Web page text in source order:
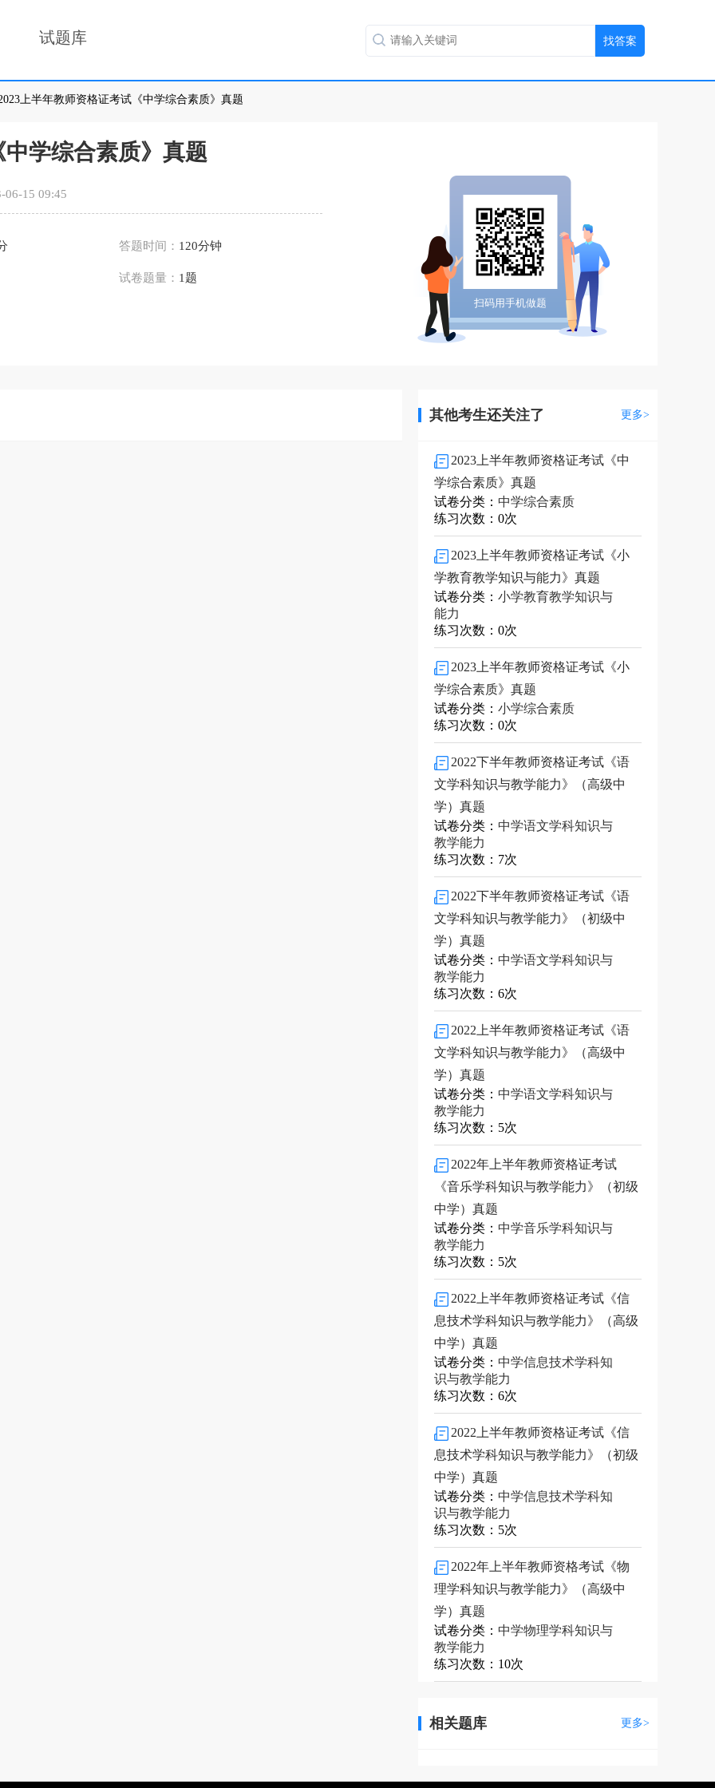
试题库
上半年教师资格证考试《中学综合素质》真题
学综合素质》真题
06-15 09:45
答题时间： 120分钟
试卷题量： 1题
扫码用手机做题
其他考生还关注了 更多>
2023上半年教师资格证考试《中
学综合素质》真题
试卷分类： 中学综合素质
练习次数：0次
2023上半年教师资格证考试《小
学教育教学知识与能力》真题
试卷分类： 小学教育教学知识与
能力
练习次数：0次
2023上半年教师资格证考试《小
学综合素质》真题
试卷分类： 小学综合素质
练习次数：0次
2022下半年教师资格证考试《语
文学科知识与教学能力》（高级中
学）真题
试卷分类： 中学语文学科知识与
教学能力
练习次数：7次
2022下半年教师资格证考试《语
文学科知识与教学能力》（初级中
学）真题
试卷分类： 中学语文学科知识与
教学能力
练习次数：6次
2022上半年教师资格证考试《语
文学科知识与教学能力》（高级中
学）真题
试卷分类： 中学语文学科知识与
教学能力
练习次数：5次
2022年上半年教师资格证考试
《音乐学科知识与教学能力》（初级
中学）真题
试卷分类： 中学音乐学科知识与
教学能力
练习次数：5次
2022上半年教师资格证考试《信
息技术学科知识与教学能力》（高级
中学）真题
试卷分类： 中学信息技术学科知
识与教学能力
练习次数：6次
2022上半年教师资格证考试《信
息技术学科知识与教学能力》（初级
中学）真题
试卷分类： 中学信息技术学科知
识与教学能力
练习次数：5次
2022年上半年教师资格考试《物
理学科知识与教学能力》（高级中
学）真题
试卷分类： 中学物理学科知识与
教学能力
练习次数：10次
相关题库 更多>